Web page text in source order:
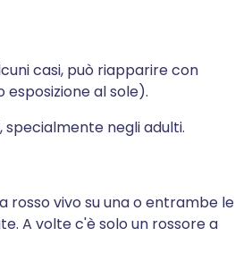
casi, può riapparire con
esposizione al sole).
negli adulti.
vivo su una o entrambe le
A volte c'è solo un rossore a